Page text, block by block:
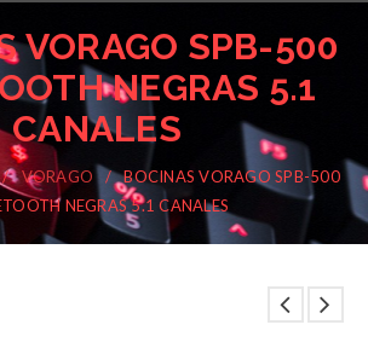
VORAGO SPB-500
NEGRAS 5.1
CANALES
/ VORAGO /
BOCINAS VORAGO SPB-500
NEGRAS 5.1 CANALES